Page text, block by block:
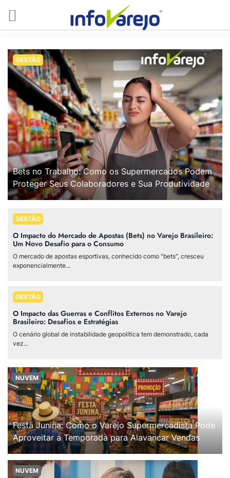
GESTÃO
Bets no Trabalho: Como os Supermercados Podem
Proteger Seus Colaboradores e Sua Produtividade
GESTÃO
O Impacto do Mercado de Apostas (Bets) no Varejo Brasileiro:
Um Novo Desafio para o Consumo
O mercado de apostas esportivas, conhecido como "bets", cresceu
exponencialmente...
GESTÃO
O Impacto das Guerras e Conflitos Externos no Varejo
Brasileiro: Desafios e Estratégias
O cenário global de instabilidade geopolítica tem demonstrado, cada
vez...
NUVEM
Festa Junina: Como o Varejo Supermercadista Pode
Aproveitar a Temporada para Alavancar Vendas
NUVEM